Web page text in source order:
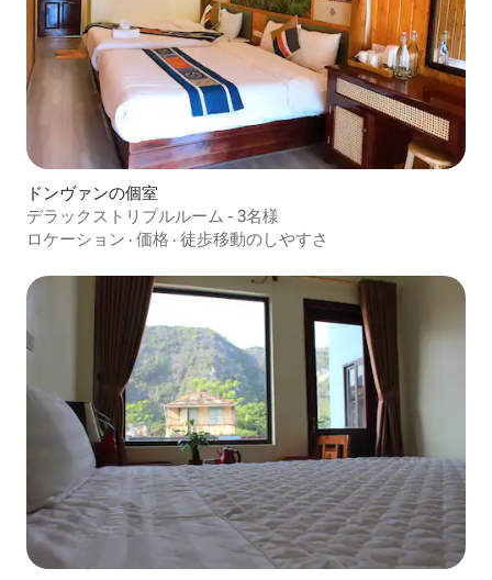
ドンヴァンの個室
デラックストリプルルーム - 3名様
ロケーション · 価格 · 徒歩移動のしやすさ